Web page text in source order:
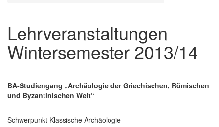
Lehrveranstaltungen
Wintersemester 2013/14
BA-Studiengang „Archäologie der Griechischen, Römischen
und Byzantinischen Welt“
Schwerpunkt Klassische Archäologie